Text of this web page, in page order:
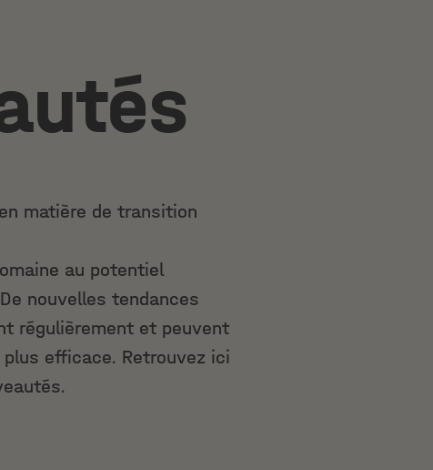
matière de transition
au potentiel
nouvelles tendances
régulièrement et peuvent
efficace. Retrouvez ici